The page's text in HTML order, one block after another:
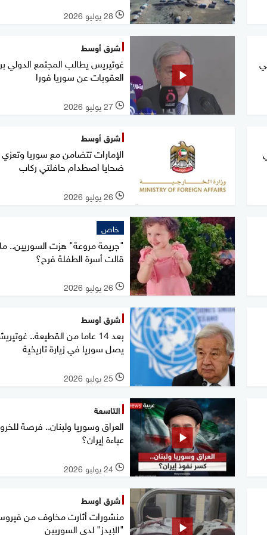
l 28 يوليو 2026
شرق أوسط
غوتيريس يطالب المجتمع الدولي
العقوبات عن سوريا فورا
l 27 يوليو 2026
شرق أوسط
الإمارات تتضامن مع سوريا
ضحايا اصطدام حافلتي ركاب
l 26 يوليو 2026
خاص
"جريمة مروعة" هزت السوريين..
قالت أسرة الطفلة فرح؟
l 26 يوليو 2026
شرق أوسط
بعد 14 عاما من القطيعة..
يصل سوريا في زيارة تاريخية
l 25 يوليو 2026
التاسعة
العراق وسوريا ولبنان.. فرصة
عباءة إيران؟
l 24 يوليو 2026
شرق أوسط
منشورات أثارت مخاوف من
"الإيدز" لدى السوريين